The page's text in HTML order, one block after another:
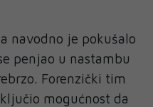
navodno je pokušalo
penjao u nastambu
Forenzički tim
mogućnost da